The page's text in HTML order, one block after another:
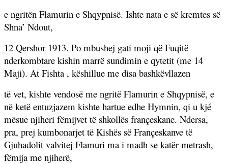
e ngritën Flamurin e Shqypnisë. Ishte nata e së kremtes së
Shna’ Ndout,
12 Qershor 1913. Po mbushej gati moji që Fuqitë
nderkombtare kishin marrë sundimin e qytetit (me 14
Maji). At Fishta , këshillue me disa bashkëvllazen
të vet, kishte vendosë me ngritë Flamurin e Shqypnisë, e
në ketë entuzjazem kishte hartue edhe Hymnin, qi u kjé
mësue njiheri fëmijvet të shkollës françeskane. Ndersa,
pra, prej kumbonarjet të Kishës së Françeskanve të
Gjuhadolit valvitej Flamuri ma i madh se katër metrash,
fëmija me njiherë,